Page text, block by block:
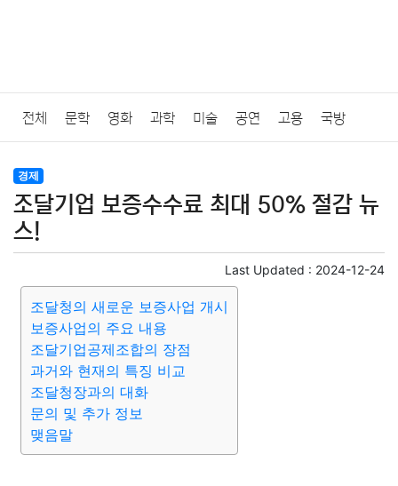
전체 문학 영화 과학 미술 공연 고용 국방
법률
질병 가요 방송 일상 주식 암호화폐 블록체인
미용 증권 인테리어
요리 상품리뷰 원예 금융 게임
대출 자동차 취미 여행
종교 사회 정치
부동산 외국어 교육 교통 생활
경제
조달기업 보증수수료 최대 50% 절감 뉴
스!
Last Updated : 2024-12-24
조달청의 새로운 보증사업 개시
보증사업의 주요 내용
조달기업공제조합의 장점
과거와 현재의 특징 비교
조달청장과의 대화
문의 및 추가 정보
맺음말